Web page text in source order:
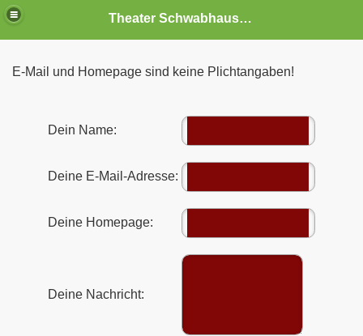
Theater Schwabhausen
E-Mail und Homepage sind keine Plichtangaben!
Dein Name:
Deine E-Mail-Adresse:
Deine Homepage:
Deine Nachricht: